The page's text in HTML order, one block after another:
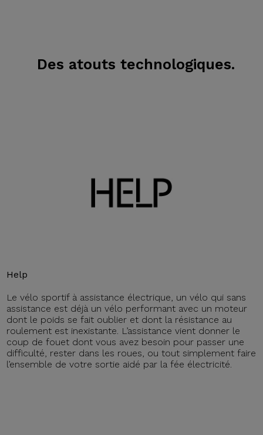
Des atouts technologiques.
Help
Le vélo sportif à assistance électrique, un vélo qui sans
assistance est déjà un vélo performant avec un moteur
dont le poids se fait oublier et dont la résistance au
roulement est inexistante. L’assistance vient donner le
coup de fouet dont vous avez besoin pour passer une
difficulté, rester dans les roues, ou tout simplement faire
l’ensemble de votre sortie aidé par la fée électricité.